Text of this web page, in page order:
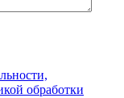
обработки